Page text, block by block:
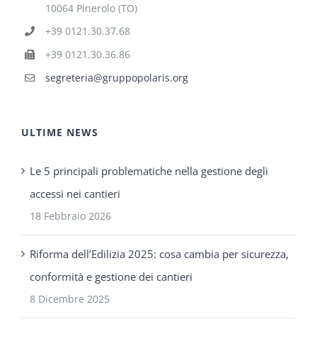
10064 Pinerolo (TO)
+39 0121.30.37.68
+39 0121.30.36.86
segreteria@gruppopolaris.org
ULTIME NEWS
Le 5 principali problematiche nella gestione degli
accessi nei cantieri
18 Febbraio 2026
Riforma dell’Edilizia 2025: cosa cambia per sicurezza,
conformità e gestione dei cantieri
8 Dicembre 2025